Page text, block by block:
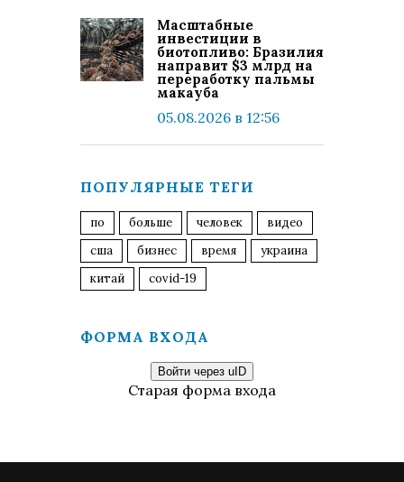
Масштабные
инвестиции в
биотопливо: Бразилия
направит $3 млрд на
переработку пальмы
макауба
05.08.2026 в 12:56
ПОПУЛЯРНЫЕ ТЕГИ
по больше человек
видео
сша
бизнес время
украина
китай
covid-19
ФОРМА ВХОДА
Войти через uID
Старая форма входа